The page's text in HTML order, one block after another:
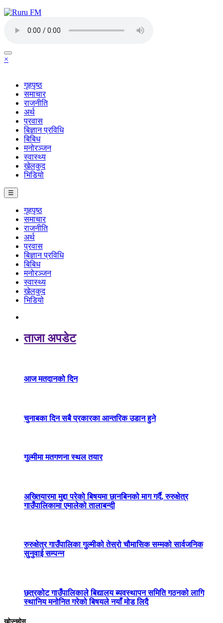
×
गृहपृष्ठ
समाचार
राजनीति
अर्थ
प्रवास
बिज्ञान प्रविधि
बिबिध
मनोरञ्जन
स्वास्थ्य
खेलकुद
भिडियो
☰
गृहपृष्ठ
समाचार
राजनीति
अर्थ
प्रवास
बिज्ञान प्रविधि
बिबिध
मनोरञ्जन
स्वास्थ्य
खेलकुद
भिडियो
ताजा अपडेट
आज मतदानको दिन
चुनाबका दिन सबै प्रकारका आन्तरिक उडान हुने
गुल्मीमा मतगणना स्थल तयार
अख्तियारमा मुद्दा परेको बिषयमा छानबिनको माग गर्दै, रुरुक्षेत्र
गाउँपालिकामा एमालेको तालाबन्दी
रुरुक्षेत्र गाउँपालिका गुल्मीको तेस्रो चौमासिक सम्मको सार्वजनिक
सुनुवाई सम्पन्न
छत्रकोट गाउँपालिकाले बिद्यालय ब्यवस्थापन समिति गठनको लागि
स्थानिय मनोनित गरेको बिषयले नयाँ मोड लिदै
खोज्नुहोस्